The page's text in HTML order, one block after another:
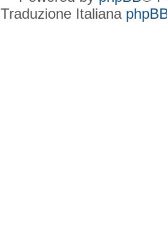
Traduzione Italiana